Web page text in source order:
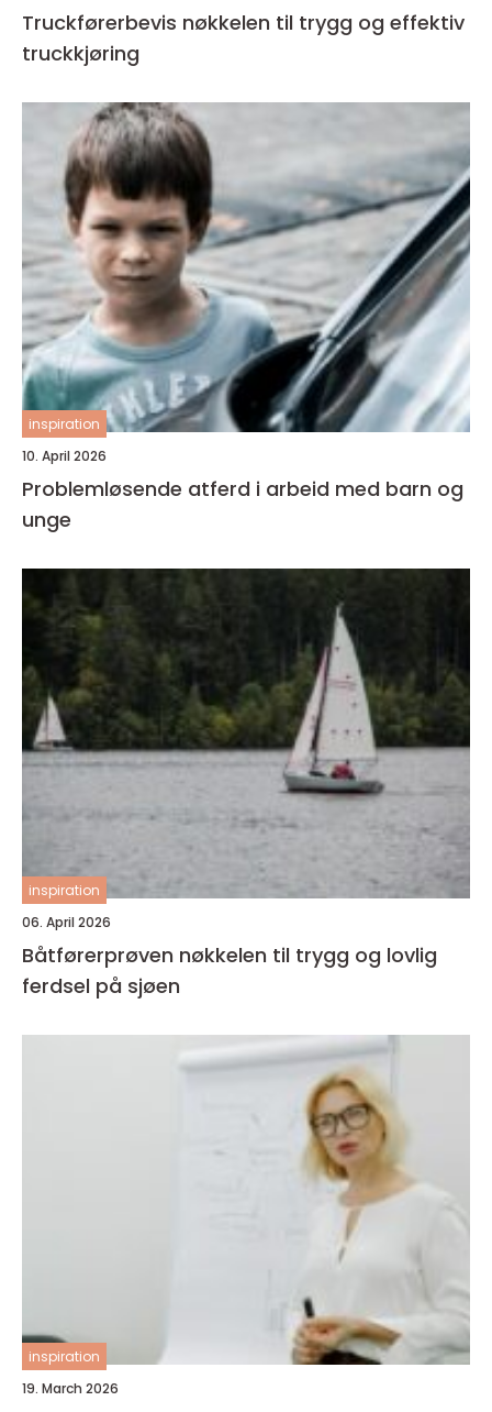
Truckførerbevis nøkkelen til trygg og effektiv
truckkjøring
inspiration
10. April 2026
Problemløsende atferd i arbeid med barn og
unge
inspiration
06. April 2026
Båtførerprøven nøkkelen til trygg og lovlig
ferdsel på sjøen
inspiration
19. March 2026